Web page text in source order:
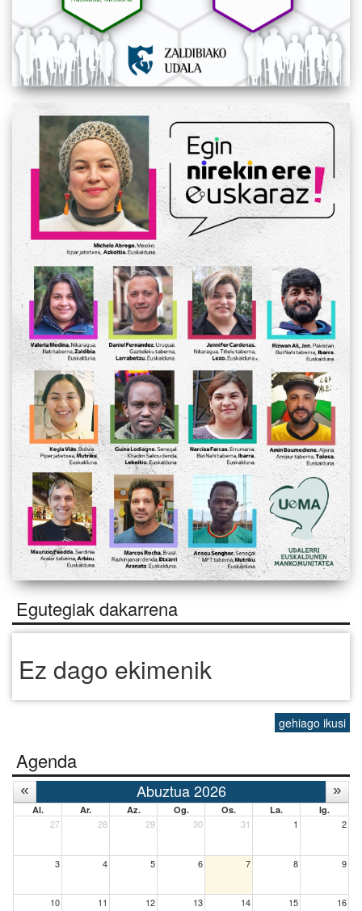
Egutegiak dakarrena
Ez dago ekimenik
gehiago ikusi
Agenda
Abuztua 2026
Al. Ar. Az. Og. Os. La. Ig.
27 28 29 30 31 1 2
3 4 5 6 7 8 9
10 11 12 13 14 15 16